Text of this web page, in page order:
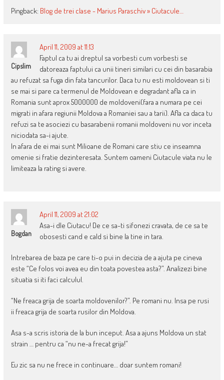
Pingback: Blog de trei clase - Marius Paraschiv » Ciutacule…
Cipslim
April 11, 2009 at 11:13
Faptul ca tu ai dreptul sa vorbesti cum vorbesti se
datoreaza faptului ca unii tineri similari cu cei din basarabia
au refuzat sa fuga din fata tancurilor. Daca tu nu esti moldovean si ti
se mai si pare ca termenul de Moldovean e degradant afla ca in
Romania sunt aprox 5000000 de moldoveni(fara a numara pe cei
migrati in afara regiunii Moldova a Romaniei sau a tarii). Afla ca daca tu
refuzi sa te asociezi cu basarabenii romanii moldoveni nu vor inceta
niciodata sa-i ajute.
In afara de ei mai sunt Milioane de Romani care stiu ce inseamna
omenie si fratie dezinteresata. Suntem oameni Ciutacule viata nu le
limiteaza la rating si avere.
Bogdan
April 11, 2009 at 21:02
Asa-i dle Ciutacu! De ce sa-ti sifonezi cravata, de ce sa te
obosesti cand e cald si bine la tine in tara.
Intrebarea de baza pe care ti-o pui in decizia de a ajuta pe cineva
este “Ce folos voi avea eu din toata povestea asta?”. Analizezi bine
situatia si iti faci calculul.
“Ne freaca grija de soarta moldovenilor?”. Pe romani nu. Insa pe rusi
ii freaca grija de soarta rusilor din Moldova.
Asa s-a scris istoria de la bun inceput. Asa a ajuns Moldova un stat
strain … pentru ca “nu ne-a frecat grija!”
Eu zic sa nu ne frece in continuare… doar suntem romani!